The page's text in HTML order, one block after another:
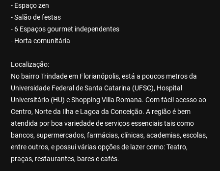
- Espaço zen
- Salão de festas
- 6 Espaços gourmet independentes
- Horta comunitária
Localização:
No bairro Trindade em Florianópolis, está a poucos metros da
Universidade Federal de Santa Catarina (UFSC), Hospital
Universitário (HU) e Shopping Villa Romana. Com fácil acesso ao
Centro, Norte da Ilha e Lagoa da Conceição. A região é bem
atendida por boa variedade de serviços essenciais tais como
bancos, supermercados, farmácias, clínicas, academias, escolas,
entre outros, e possui várias opções de lazer como: Teatro,
praças, restaurantes, bares e cafés.